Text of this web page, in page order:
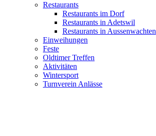
Restaurants
Restaurants im Dorf
Restaurants in Adetswil
Restaurants in Aussenwachten
Einweihungen
Feste
Oldtimer Treffen
Aktivitäten
Wintersport
Turnverein Anlässe